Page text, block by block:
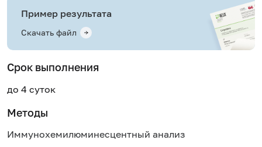
Пример результата
Скачать файл
Срок выполнения
до 4 суток
Методы
Иммунохемилюминесцентный анализ